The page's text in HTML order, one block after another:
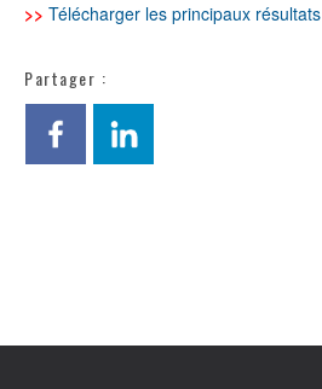
>> Télécharger les principaux résultats
Partager :